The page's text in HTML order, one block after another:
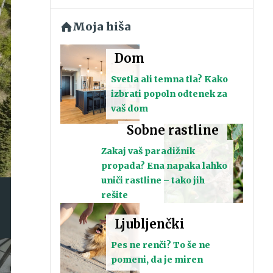
Moja hiša
Dom
Svetla ali temna tla? Kako
izbrati popoln odtenek za
vaš dom
Sobne rastline
Zakaj vaš paradižnik
propada? Ena napaka lahko
uniči rastline – tako jih
rešite
Ljubljenčki
Pes ne renči? To še ne
pomeni, da je miren